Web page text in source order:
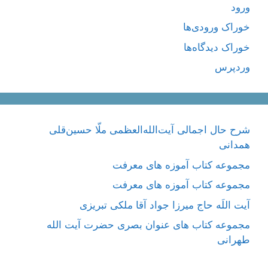
ورود
خوراک ورودی‌ها
خوراک دیدگاه‌ها
وردپرس
شرح حال اجمالی آیت‌الله‌العظمی ملّا حسین‌قلی
همدانی
مجموعه کتاب آموزه های معرفت
مجموعه کتاب آموزه های معرفت
آیت اللَه حاج میرزا جواد آقا ملکی تبریزی
مجموعه کتاب های عنوان بصری حضرت آیت الله
طهرانی